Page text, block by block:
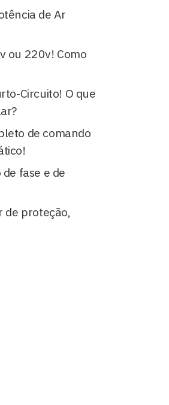
de Ar
ou 220v! Como
Circuito! O que
de comando
fase e de
de proteção,